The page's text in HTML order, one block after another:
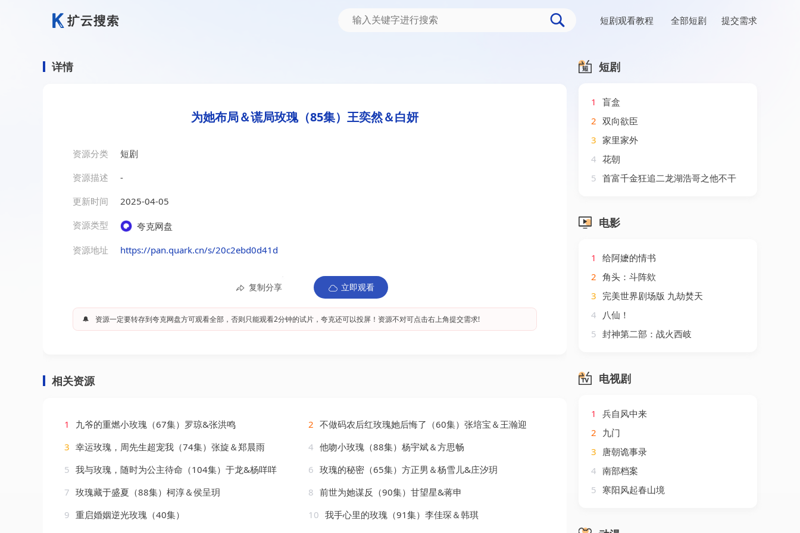
短剧观看教程 全部短剧 提交需求
详情
为她布局＆谎局玫瑰（85集）王奕然＆白妍
资源分类
短剧
资源描述
-
更新时间
2025-04-05
资源类型
夸克网盘
资源地址
https://pan.quark.cn/s/20c2ebd0d41d
复制分享 立即观看
🔔 资源一定要转存到夸克网盘方可观看全部，否则只能观看2分钟的试片，夸克还可以投屏！资源不对可点击右上角提交需求!
相关资源
1 九爷的重燃小玫瑰（67集）罗琼&张洪鸣 2 不做码农后红玫瑰她后悔了（60集）张培宝＆王瀚迎
3 幸运玫瑰，周先生超宠我（74集）张旋＆郑晨雨 4 他吻小玫瑰（88集）杨宇斌＆方思畅
5 我与玫瑰，随时为公主待命（104集）于龙&杨咩咩 6 玫瑰的秘密（65集）方正男＆杨雪儿&庄汐玥
7 玫瑰藏于盛夏（88集）柯淳＆侯呈玥 8 前世为她谋反（90集）甘望星&蒋申
9 重启婚姻逆光玫瑰（40集） 10 我手心里的玫瑰（91集）李佳琛＆韩琪
短剧
1
盲盒
2 双向欲臣
3 家里家外
4 花朝
5 首富千金狂追二龙湖浩哥之他不干
电影
1
给阿嬷的情书
2 角头：斗阵欸
3 完美世界剧场版 九劫焚天
4
八仙！
5 封神第二部：战火西岐
电视剧
1
兵自风中来
2 九门
3 唐朝诡事录
4 南部档案
5 寒阳风起春山境